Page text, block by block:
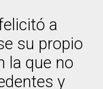
a
su propio
la que no
y